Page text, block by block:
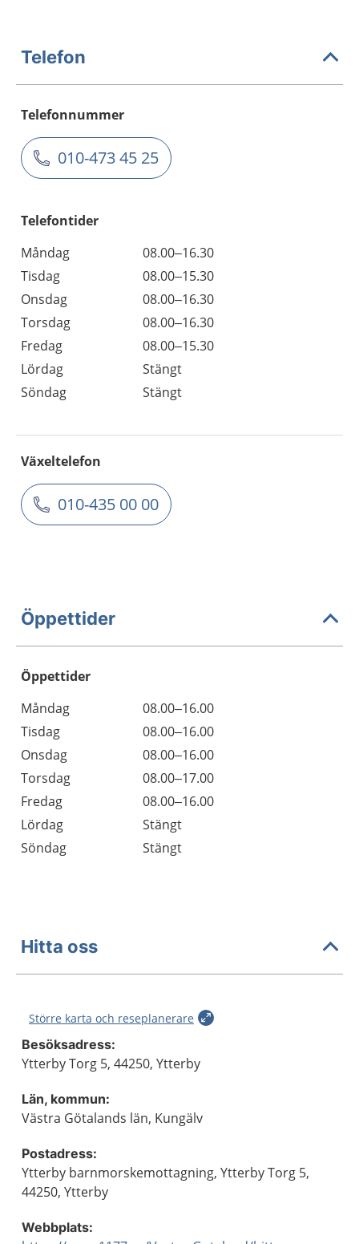
Telefon
Telefonnummer
010-473 45 25
Telefontider
Måndag
08.00–16.30
Tisdag
08.00–15.30
Onsdag
08.00–16.30
Torsdag
08.00–16.30
Fredag
08.00–15.30
Lördag
Stängt
Söndag
Stängt
Växeltelefon
010-435 00 00
Öppettider
Öppettider
Dag
Öppettider
Kommentarer
Måndag
08.00–16.00
Tisdag
08.00–16.00
Onsdag
08.00–16.00
Torsdag
08.00–17.00
Fredag
08.00–16.00
Lördag
Stängt
Söndag
Stängt
Hitta oss
Större karta och reseplanerare
Besöksadress:
Ytterby Torg 5, 44250, Ytterby
Län, kommun:
Västra Götalands län, Kungälv
Postadress:
Ytterby barnmorskemottagning, Ytterby Torg 5,
44250, Ytterby
Webbplats: